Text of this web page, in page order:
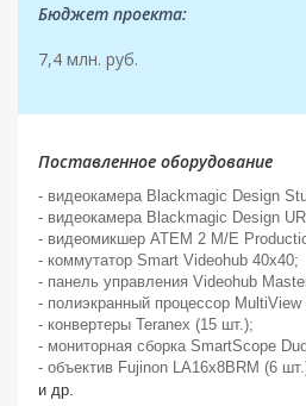
Бюджет проекта:
7,4 млн. руб.
Поставленное оборудование
- видеокамера Blackmagic Design
- видеокамера Blackmagic Design
- видеомикшер ATEM 2 M/E
- коммутатор Smart Videohub 40x40;
- панель управления Videohub
- полиэкранный процессор MultiView
- конвертеры Teranex (15 шт.);
- мониторная сборка SmartScope
- объектив Fujinon LA16x8BRM (6
и др.